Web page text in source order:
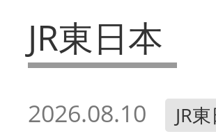
JR東日本
2026.08.10 JR